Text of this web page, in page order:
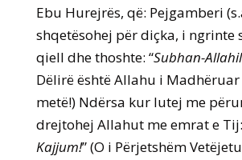
Ebu Hurejrës, që: Pejgamberi
shqetësohej për diçka, i ngrinte
qiell dhe thoshte: “Subhan-
Dëlirë është Allahu i Madhëruar
metë!) Ndërsa kur lutej me
drejtohej Allahut me emrat e Tij:
Kajjum!” (O i Përjetshëm